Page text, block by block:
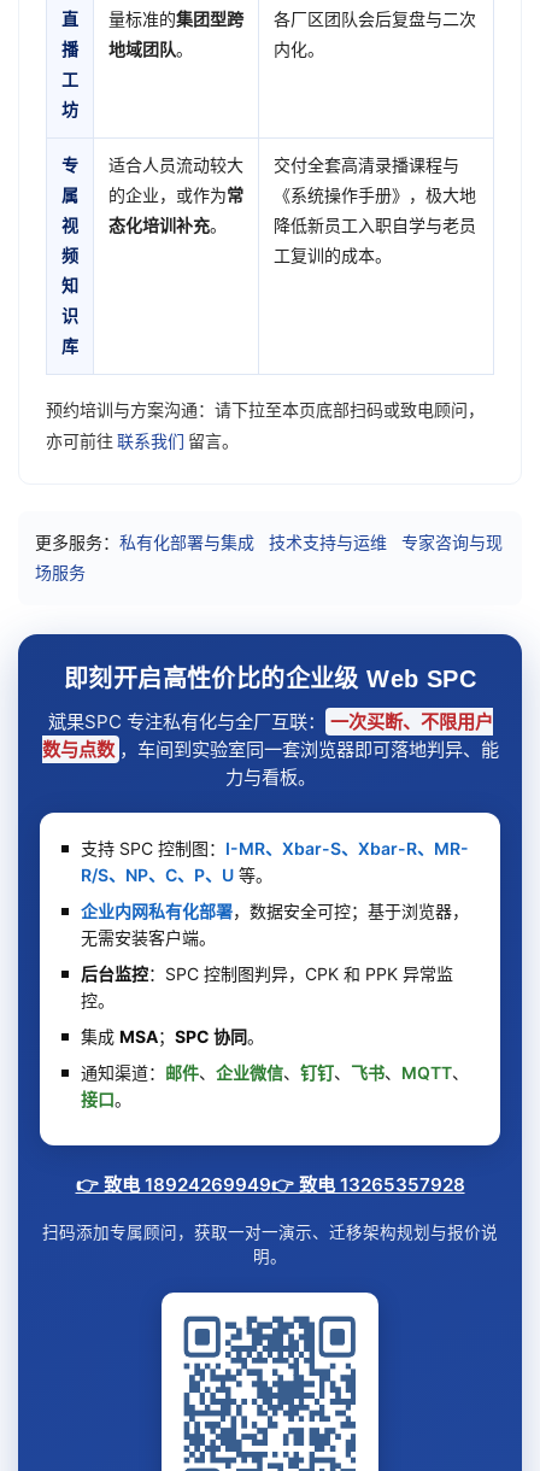
直
播
工
坊
量标准的集团型跨
地域团队。
各厂区团队会后复盘与二次
内化。
专
属
视
频
知
识
库
适合人员流动较大
的企业，或作为常
态化培训补充。
交付全套高清录播课程与
《系统操作手册》，极大地
降低新员工入职自学与老员
工复训的成本。
预约培训与方案沟通：请下拉至本页底部扫码或致电顾问，
亦可前往 联系我们 留言。
更多服务： 私有化部署与集成 技术支持与运维
专家咨询与现
场服务
即刻开启高性价比的企业级 Web SPC
斌果SPC 专注私有化与全厂互联：
一次买断、不限用户
数与点数 ，车间到实验室同一套浏览器即可落地判异、能
力与看板。
支持 SPC 控制图： I-MR、Xbar-S、Xbar-R、MR-
R/S、NP、C、P、U等。
企业内网私有化部署，数据安全可控；基于浏览器，
无需安装客户端。
后台监控：SPC 控制图判异，CPK 和 PPK 异常监
控。
集成 MSA； SPC 协同。
通知渠道： 邮件、 企业微信、 钉钉、 飞书、 MQTT、
接口。
👉 致电 18924269949👉 致电 13265357928
扫码添加专属顾问，获取一对一演示、迁移架构规划与报价说
明。